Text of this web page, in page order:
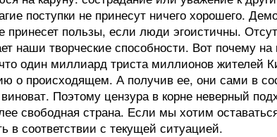
поступки не принесут ничего хорошего.
принесет пользы, если люди эгоистичны.
наши творческие способности. Вот почему
один миллиард триста миллионов жителей
о происходящем. А получив ее, они сами в
виноват. Поэтому цензура в корне неверный
свободная страна. Если мы хотим
в соответствии с текущей ситуацией.